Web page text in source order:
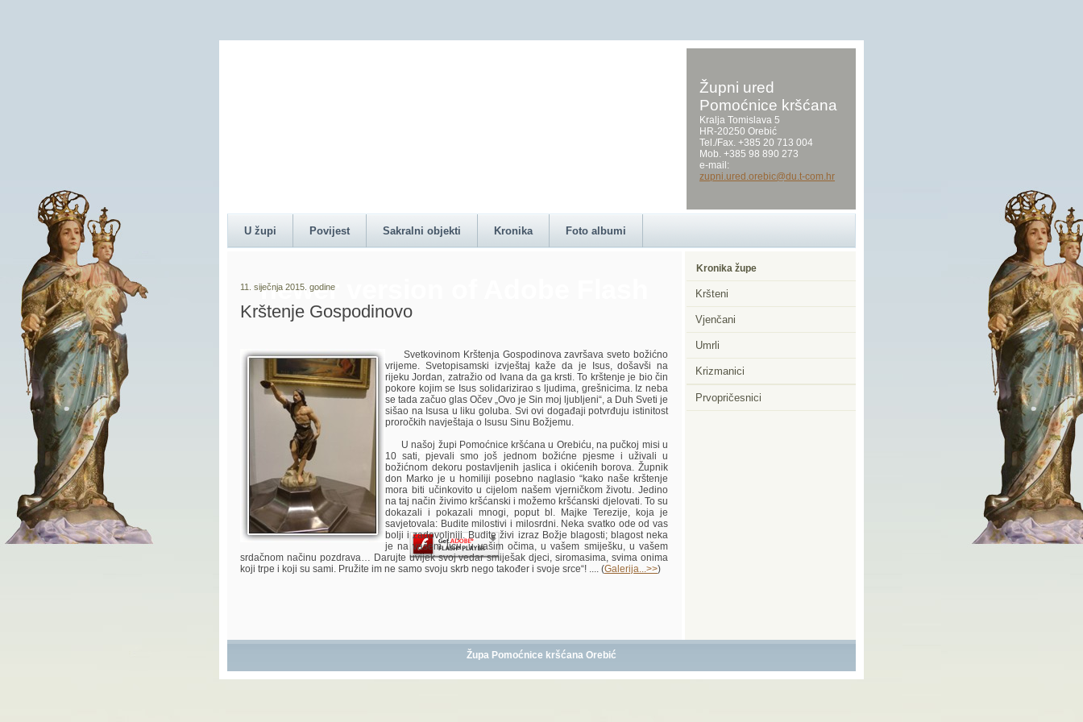
newer version of Adobe Flash
Player.
Župni ured
Pomoćnice kršćana
Kralja Tomislava 5
HR-20250 Orebić
Tel./Fax. +385 20 713 004
Mob. +385 98 890 273
e-mail:
zupni.ured.orebic@du.t-com.hr
U župi Povijest Sakralni objekti Kronika Foto albumi
Kronika župe
Kršteni
Vjenčani
Umrli
Krizmanici
Prvopričesnici
11. siječnja 2015. godine
Krštenje Gospodinovo
Svetkovinom Krštenja Gospodinova završava sveto božićno
vrijeme. Svetopisamski izvještaj kaže da je Isus, došavši na
rijeku Jordan, zatražio od Ivana da ga krsti. To krštenje je bio čin
pokore kojim se Isus solidarizirao s ljudima, grešnicima. Iz neba
se tada začuo glas Očev „Ovo je Sin moj ljubljeni“, a Duh Sveti je
sišao na Isusa u liku goluba. Svi ovi događaji potvrđuju istinitost
proročkih navještaja o Isusu Sinu Božjemu.
U našoj župi Pomoćnice kršćana u Orebiću, na pučkoj misi u
10 sati, pjevali smo još jednom božićne pjesme i uživali u
božićnom dekoru postavljenih jaslica i okićenih borova. Župnik
don Marko je u homiliji posebno naglasio “kako naše krštenje
mora biti učinkovito u cijelom našem vjerničkom životu. Jedino
na taj način živimo kršćanski i možemo kršćanski djelovati. To su
dokazali i pokazali mnogi, poput bl. Majke Terezije, koja je
savjetovala: Budite milostivi i milosrdni. Neka svatko ode od vas
bolji i zadovoljniji. Budite živi izraz Božje blagosti; blagost neka
je na vašem licu, u vašim očima, u vašem smiješku, u vašem
srdačnom načinu pozdrava… Darujte uvijek svoj vedar smiješak djeci, siromasima, svima onima
koji trpe i koji su sami. Pružite im ne samo svoju skrb nego također i svoje srce“! .... (Galerija...>>)
Župa Pomoćnice kršćana Orebić